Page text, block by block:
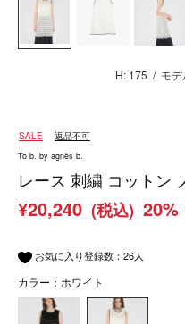
H: 175 / モ
SALE 返品不可
To b. by agnès b.
レース 刺繍 コットン
¥20,240 (税込) 20%
お気に入り登録数： 26人
カラー：ホワイト